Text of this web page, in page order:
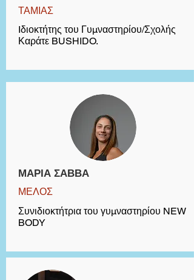
ΤΑΜΙΑΣ
Iδιοκτήτης του Γυμναστηρίου/Σχολής
Καράτε BUSHIDO.
ΜΑΡΙΑ ΣΑΒΒΑ
ΜΕΛΟΣ
Συνιδιοκτήτρια του γυμναστηρίου NEW
BODY